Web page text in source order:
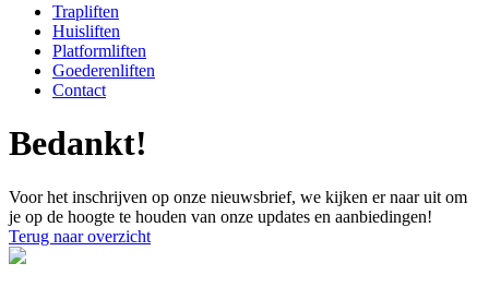
Trapliften
Huisliften
Platformliften
Goederenliften
Contact
Bedankt!
Voor het inschrijven op onze nieuwsbrief, we kijken er naar uit om
je op de hoogte te houden van onze updates en aanbiedingen!
Terug naar overzicht